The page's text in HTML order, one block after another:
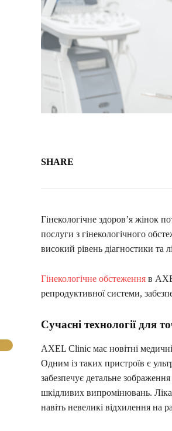
SHARE
Гінекологічне здоров’я жінок
послуги з гінекологічного
високий рівень діагностики та
Гінекологічне обстеження в
репродуктивної системи,
Сучасні технології для
AXEL Clinic має новітні
Одним із таких пристроїв є
забезпечує детальне
шкідливих випромінювань.
навіть невеликі відхилення на